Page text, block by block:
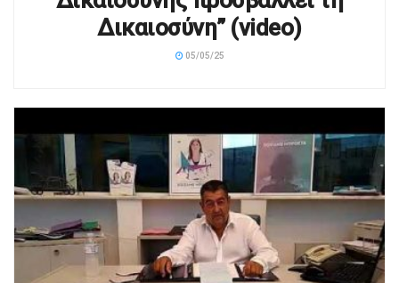
05/05/25